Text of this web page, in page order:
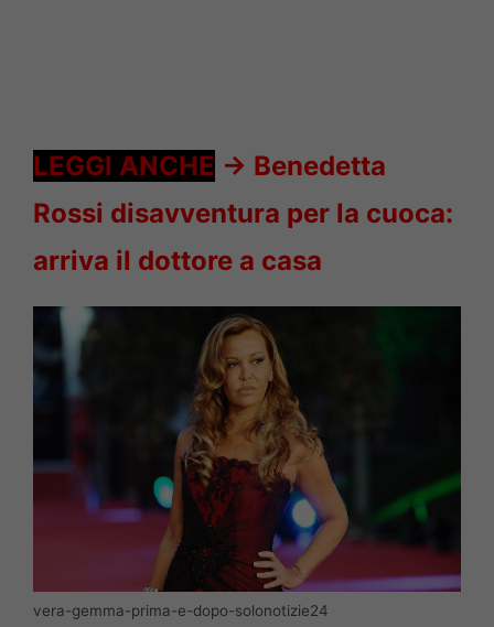
LEGGI ANCHE -> Benedetta
Rossi disavventura per la cuoca:
arriva il dottore a casa
vera-gemma-prima-e-dopo-solonotizie24